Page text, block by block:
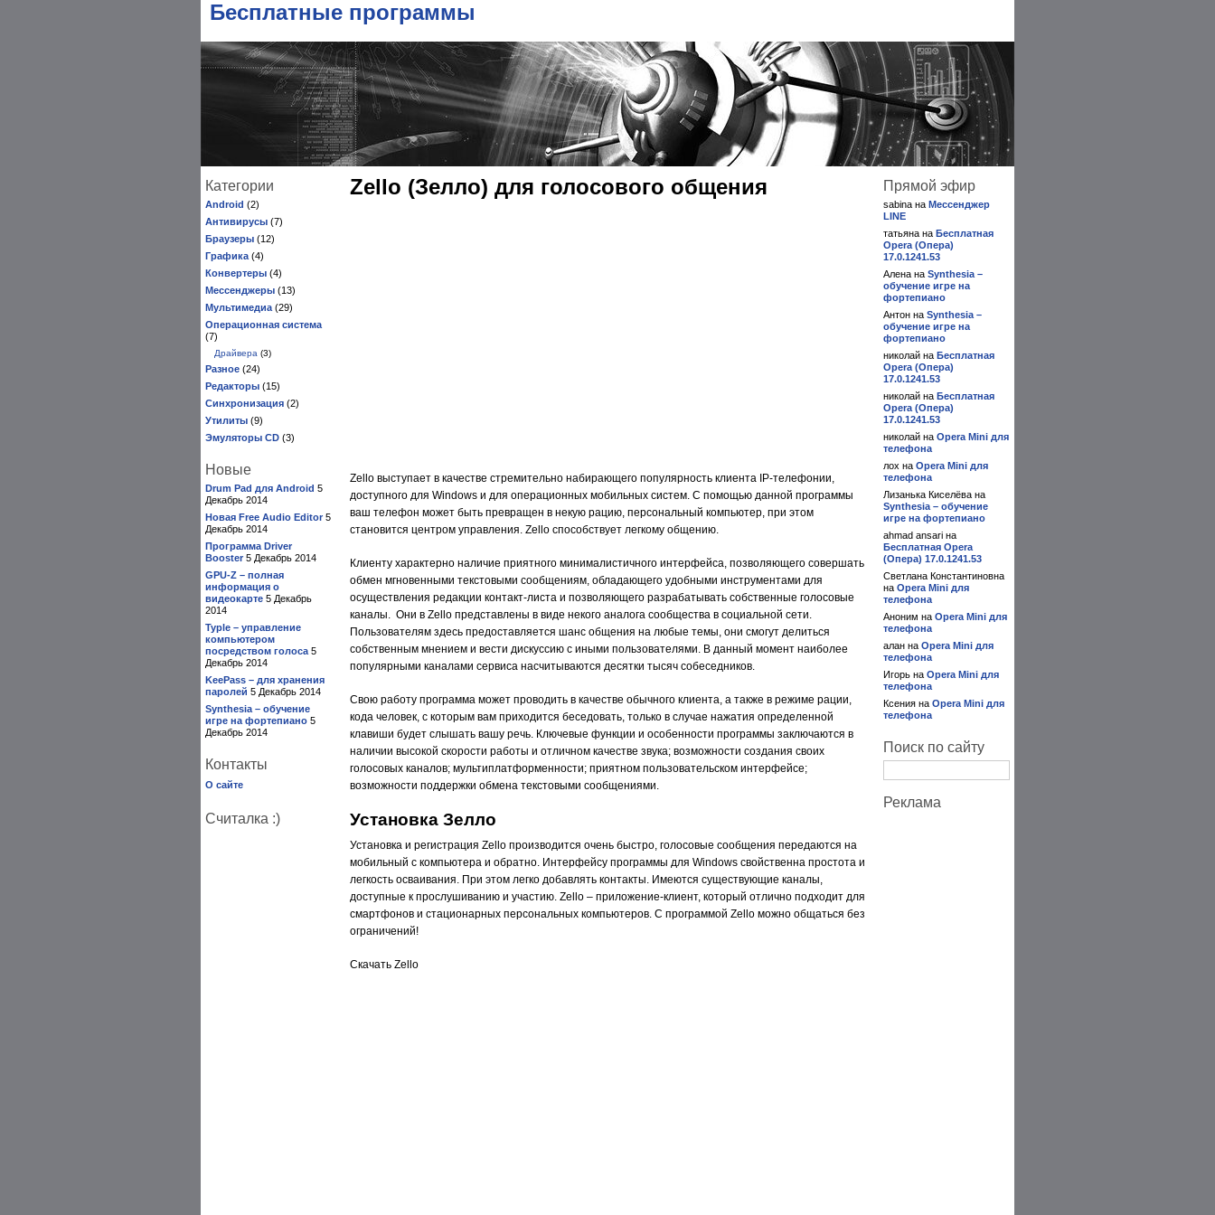
Бесплатные программы
Категории
Android (2)
Антивирусы (7)
Браузеры (12)
Графика (4)
Конвертеры (4)
Мессенджеры (13)
Мультимедиа (29)
Операционная система
(7)
Драйвера (3)
Разное (24)
Редакторы (15)
Синхронизация (2)
Утилиты (9)
Эмуляторы CD (3)
Новые
Drum Pad для Android 5
Декабрь 2014
Новая Free Audio Editor 5
Декабрь 2014
Программа Driver
Booster 5 Декабрь 2014
GPU-Z – полная
информация о
видеокарте 5 Декабрь
2014
Typle – управление
компьютером
посредством голоса 5
Декабрь 2014
KeePass – для хранения
паролей 5 Декабрь 2014
Synthesia – обучение
игре на фортепиано 5
Декабрь 2014
Контакты
О сайте
Считалка :)
Прямой эфир
sabina на Мессенджер
LINE
татьяна на Бесплатная
Opera (Опера)
17.0.1241.53
Алена на Synthesia –
обучение игре на
фортепиано
Антон на Synthesia –
обучение игре на
фортепиано
николай на Бесплатная
Opera (Опера)
17.0.1241.53
николай на Бесплатная
Opera (Опера)
17.0.1241.53
николай на Opera Mini для
телефона
лох на Opera Mini для
телефона
Лизанька Киселёва на
Synthesia – обучение
игре на фортепиано
ahmad ansari на
Бесплатная Opera
(Опера) 17.0.1241.53
Светлана Константиновна
на Opera Mini для
телефона
Аноним на Opera Mini для
телефона
алан на Opera Mini для
телефона
Игорь на Opera Mini для
телефона
Ксения на Opera Mini для
телефона
Поиск по сайту
Реклама
Zello (Зелло) для голосового общения
Zello выступает в качестве стремительно набирающего популярность клиента IP-телефонии,
доступного для Windows и для операционных мобильных систем. С помощью данной программы
ваш телефон может быть превращен в некую рацию, персональный компьютер, при этом
становится центром управления. Zello способствует легкому общению.
Клиенту характерно наличие приятного минималистичного интерфейса, позволяющего совершать
обмен мгновенными текстовыми сообщениям, обладающего удобными инструментами для
осуществления редакции контакт-листа и позволяющего разрабатывать собственные голосовые
каналы. Они в Zello представлены в виде некого аналога сообщества в социальной сети.
Пользователям здесь предоставляется шанс общения на любые темы, они смогут делиться
собственным мнением и вести дискуссию с иными пользователями. В данный момент наиболее
популярными каналами сервиса насчитываются десятки тысяч собеседников.
Свою работу программа может проводить в качестве обычного клиента, а также в режиме рации,
кода человек, с которым вам приходится беседовать, только в случае нажатия определенной
клавиши будет слышать вашу речь. Ключевые функции и особенности программы заключаются в
наличии высокой скорости работы и отличном качестве звука; возможности создания своих
голосовых каналов; мультиплатформенности; приятном пользовательском интерфейсе;
возможности поддержки обмена текстовыми сообщениями.
Установка Зелло
Установка и регистрация Zello производится очень быстро, голосовые сообщения передаются на
мобильный с компьютера и обратно. Интерфейсу программы для Windows свойственна простота и
легкость осваивания. При этом легко добавлять контакты. Имеются существующие каналы,
доступные к прослушиванию и участию. Zello – приложение-клиент, который отлично подходит для
смартфонов и стационарных персональных компьютеров. С программой Zello можно общаться без
ограничений!
Скачать Zello